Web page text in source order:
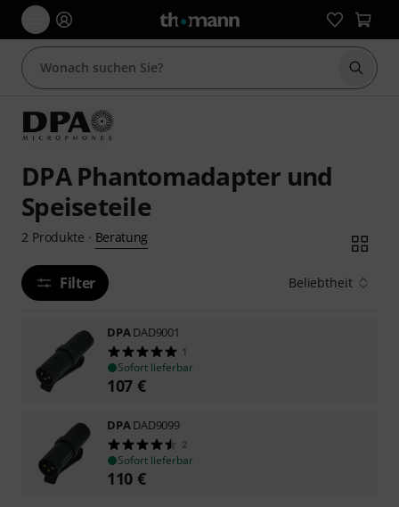
Suche
DPA Phantomadapter und
Speiseteile
2 Produkte · Beratung
Filter Beliebtheit
DPADAD9001
1
Sofort lieferbar
107 €
DPADAD9099
2
Sofort lieferbar
110 €